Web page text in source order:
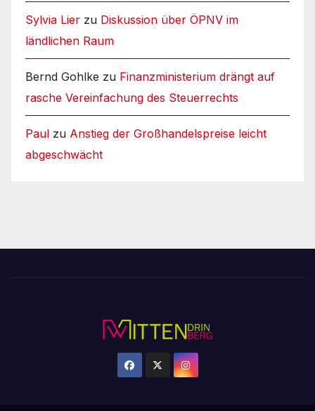
Sylvia Lier zu Diskussion über ÖPNV im
ländlichen Raum
Bernd Gohlke zu Finanzministerium drängt auf
rasche Vereinfachung des Steuerrechts
Paul zu Anstieg der Großhandelspreise leicht
abgeschwächt